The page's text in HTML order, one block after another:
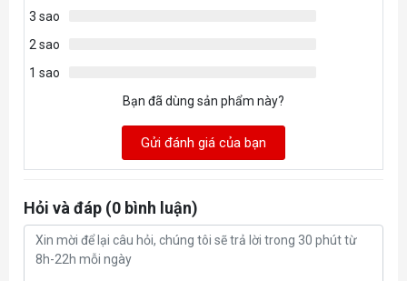
CPU:
- 1 x PCI Express x16 slot,
supporting PCIe 5.0 and
* The PCIEX16 slot can only
support a graphics card or an
3 sao
2 sao
1 sao
Bạn đã dùng sản phẩm này?
Gửi đánh giá của bạn
Hỏi và đáp (0 bình luận)